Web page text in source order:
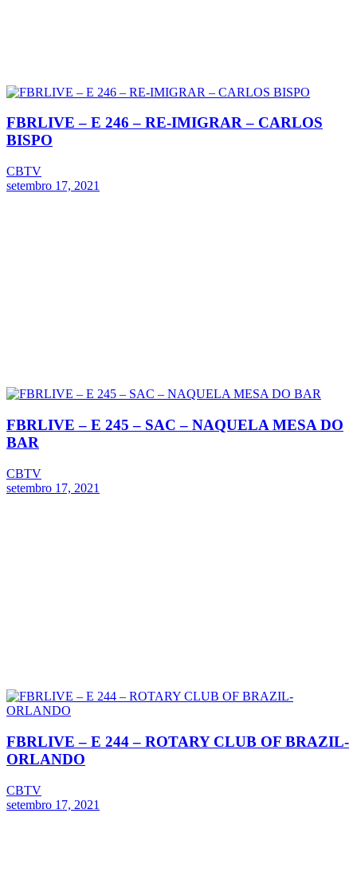
FBRLIVE – E 246 – RE-IMIGRAR – CARLOS
BISPO
CBTV
setembro 17, 2021
FBRLIVE – E 245 – SAC – NAQUELA MESA DO
BAR
CBTV
setembro 17, 2021
FBRLIVE – E 244 – ROTARY CLUB OF BRAZIL-
ORLANDO
CBTV
setembro 17, 2021